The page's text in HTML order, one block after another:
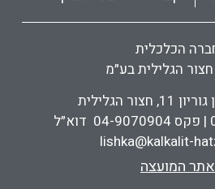
הכלכלית
הגלילית בע״מ
טל. 04-9070900 | פקס 04-9070904 דוא״ל
lishka@kalkalit-
המועצה